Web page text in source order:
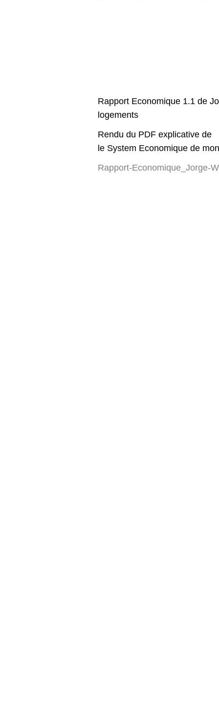
Rapport Economique 1.1 de
logements
Rendu du PDF explicative de
le System Economique de
Rapport-Economique_Jorge-